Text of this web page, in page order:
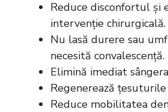
Reduce disconfortul și
intervenție chirurgicală.
Nu lasă durere sau
necesită convalescență.
Elimină imediat
Regenerează
Reduce mobilitatea